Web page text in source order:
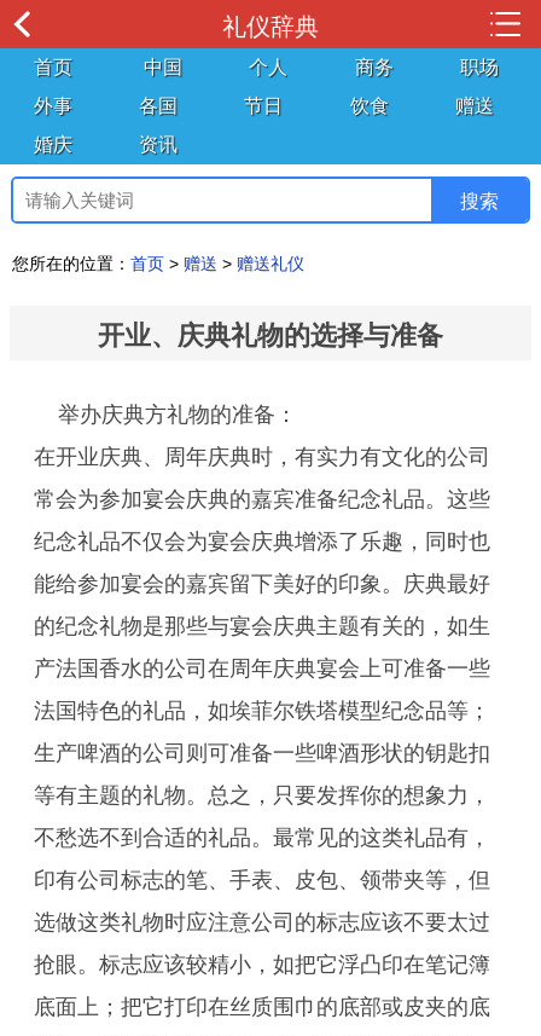
礼仪辞典
首页 中国 个人 商务
职场
外事
各国 节日 饮食
赠送
婚庆
资讯
您所在的位置： 首页 > 赠送 > 赠送礼仪
开业、庆典礼物的选择与准备
举办庆典方礼物的准备：
在开业庆典、周年庆典时，有实力有文化的公司
常会为参加宴会庆典的嘉宾准备纪念礼品。这些
纪念礼品不仅会为宴会庆典增添了乐趣，同时也
能给参加宴会的嘉宾留下美好的印象。庆典最好
的纪念礼物是那些与宴会庆典主题有关的，如生
产法国香水的公司在周年庆典宴会上可准备一些
法国特色的礼品，如埃菲尔铁塔模型纪念品等；
生产啤酒的公司则可准备一些啤酒形状的钥匙扣
等有主题的礼物。总之，只要发挥你的想象力，
不愁选不到合适的礼品。最常见的这类礼品有，
印有公司标志的笔、手表、皮包、领带夹等，但
选做这类礼物时应注意公司的标志应该不要太过
抢眼。标志应该较精小，如把它浮凸印在笔记簿
底面上；把它打印在丝质围巾的底部或皮夹的底